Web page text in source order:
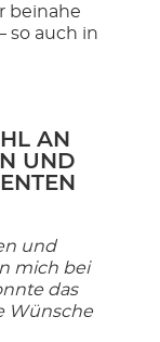
beinahe
so auch in
AN
UND
und
mich bei
das
Wünsche